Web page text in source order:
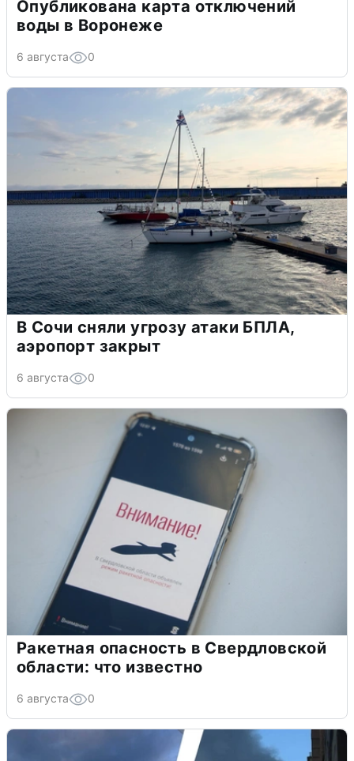
Опубликована карта отключений
воды в Воронеже
6 августа 0
В Сочи сняли угрозу атаки БПЛА,
аэропорт закрыт
6 августа 0
Ракетная опасность в Свердловской
области: что известно
6 августа 0